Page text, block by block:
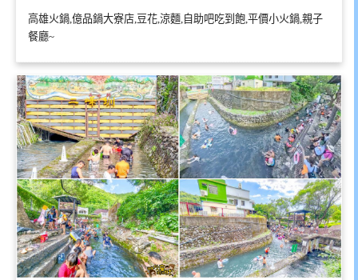
高雄火鍋,億品鍋大寮店,豆花,涼麵,自助吧吃到飽,平價小火鍋,親子
餐廳~